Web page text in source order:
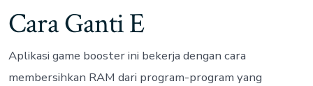
Cara Ganti E
Aplikasi game booster ini bekerja dengan cara
membersihkan RAM dari program-program yang